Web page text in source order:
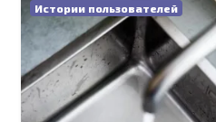
Истории пользователей